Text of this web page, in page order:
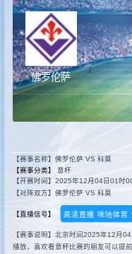
佛罗伦萨
【赛事名称】佛罗伦萨 VS 科莫
【赛事分类】 意杯
【开赛时间】2025年12月04日01时
【对阵双方】佛罗伦萨 VS 科莫
【直播信号】 高清直播 咪咕体育
【赛事说明】北京时间2025年12月
播放，喜欢看意杯比赛的朋友可以提